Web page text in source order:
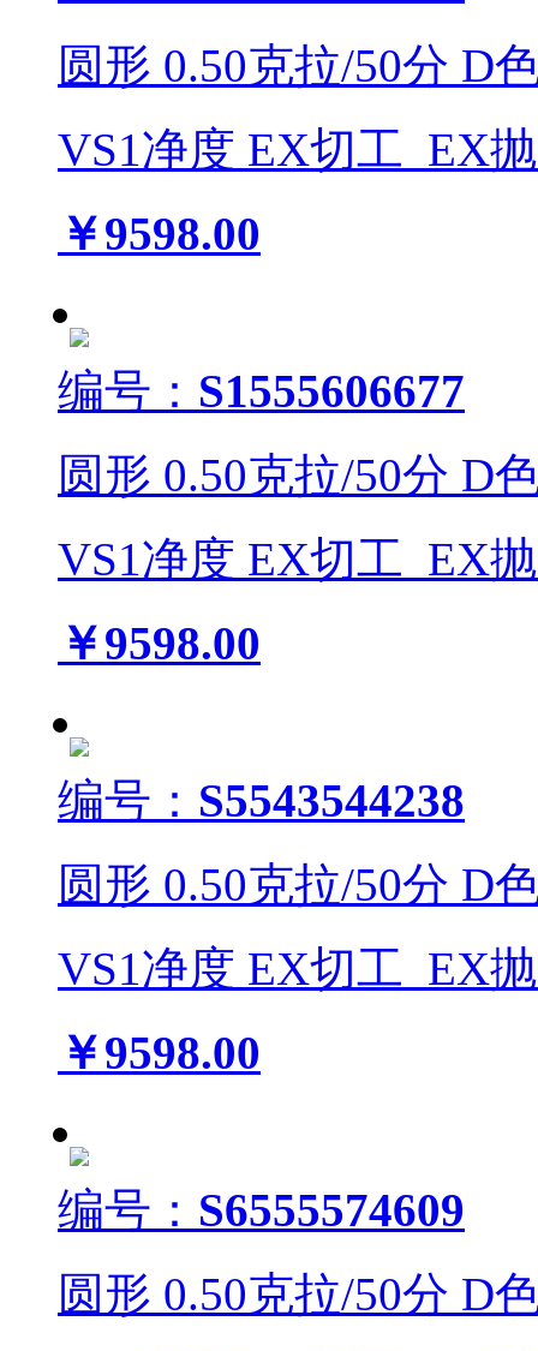
圆形 0.50克拉/50分 D
VS1净度 EX切工 EX
￥9598.00
编号： S1555606677
圆形 0.50克拉/50分 D
VS1净度 EX切工 EX
￥9598.00
编号： S5543544238
圆形 0.50克拉/50分 D
VS1净度 EX切工 EX
￥9598.00
编号： S6555574609
圆形 0.50克拉/50分 D